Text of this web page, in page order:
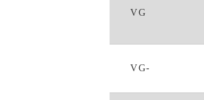
VG
VG-